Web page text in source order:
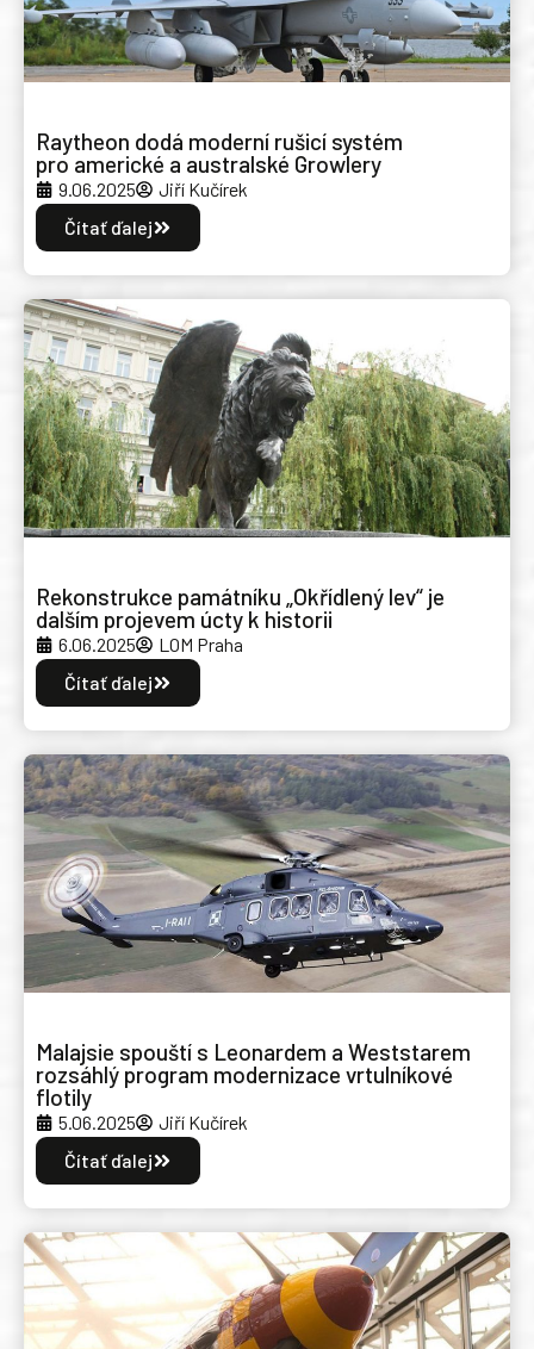
Raytheon dodá moderní rušicí systém
pro americké a australské Growlery
9.06.2025
Jiří Kučírek
Čítať ďalej
Rekonstrukce památníku „Okřídlený lev“ je
dalším projevem úcty k historii
6.06.2025
LOM Praha
Čítať ďalej
Malajsie spouští s Leonardem a Weststarem
rozsáhlý program modernizace vrtulníkové
flotily
5.06.2025
Jiří Kučírek
Čítať ďalej